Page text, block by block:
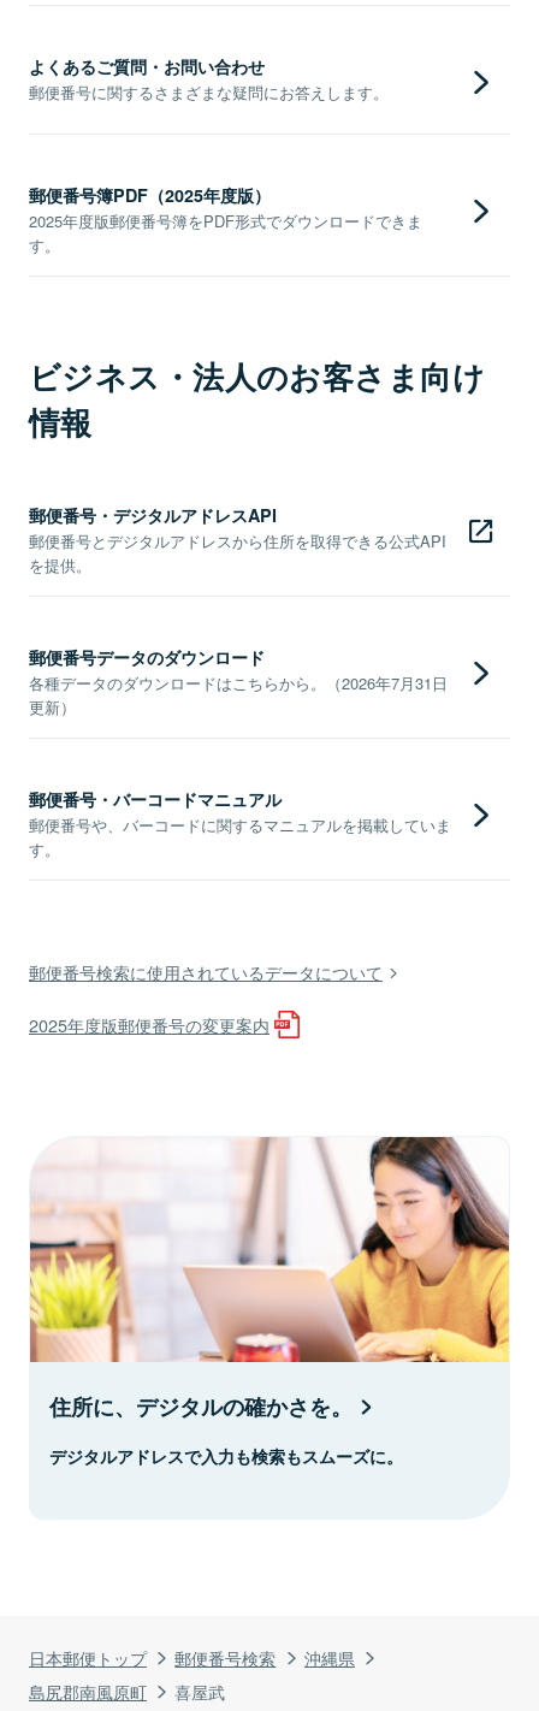
日本郵便トップ 郵便番号検索
沖縄県
島尻郡南風原町
喜屋武
よくあるご質問・お問い合わせ
郵便番号に関するさまざまな疑問にお答えします。
郵便番号簿PDF（2025年度版）
2025年度版郵便番号簿をPDF形式でダウンロードできま
す。
ビジネス・法人のお客さま向け
情報
郵便番号・デジタルアドレスAPI
郵便番号とデジタルアドレスから住所を取得できる公式API
を提供。
郵便番号データのダウンロード
各種データのダウンロードはこちらから。（2026年7月31日
更新）
郵便番号・バーコードマニュアル
郵便番号や、バーコードに関するマニュアルを掲載していま
す。
郵便番号検索に使用されているデータについて
2025年度版郵便番号の変更案内
住所に、デジタルの確かさを。
デジタルアドレスで入力も検索もスムーズに。